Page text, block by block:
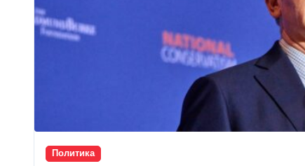
Политика